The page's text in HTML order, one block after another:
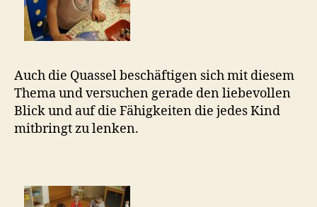
Auch die Quassel beschäftigen sich mit diesem
Thema und versuchen gerade den liebevollen
Blick und auf die Fähigkeiten die jedes Kind
mitbringt zu lenken.